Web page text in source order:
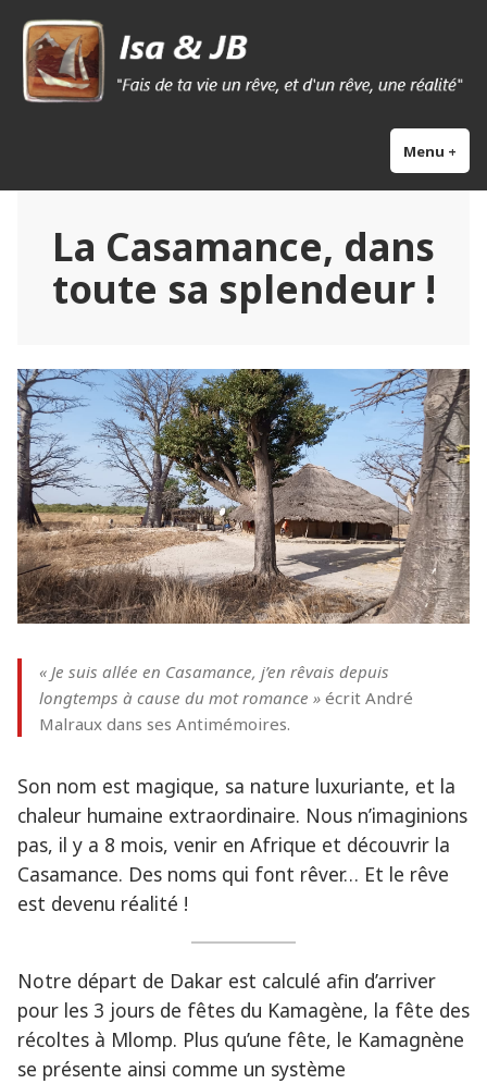
Skip
content
Isa & Jb blog
Menu +
La Casamance, dans
toute sa splendeur !
« Je suis allée en Casamance, j’en rêvais depuis
longtemps à cause du mot romance » écrit André
Malraux dans ses Antimémoires.
Son nom est magique, sa nature luxuriante, et la
chaleur humaine extraordinaire. Nous n’imaginions
pas, il y a 8 mois, venir en Afrique et découvrir la
Casamance. Des noms qui font rêver… Et le rêve
est devenu réalité !
Notre départ de Dakar est calculé afin d’arriver
pour les 3 jours de fêtes du Kamagène, la fête des
récoltes à Mlomp. Plus qu’une fête, le Kamagnène
se présente ainsi comme un système